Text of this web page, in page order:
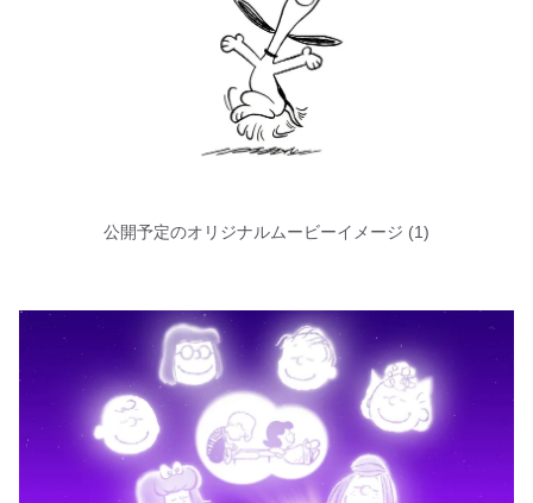
公開予定のオリジナルムービーイメージ (1)